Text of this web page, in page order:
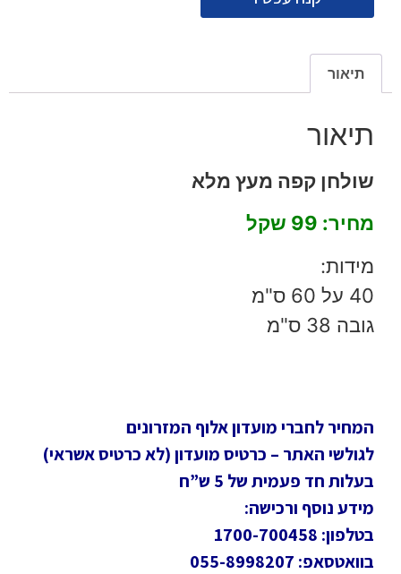
תיאור
תיאור
שולחן קפה מעץ מלא
מחיר: 99 שקל
מידות:
40 על 60 ס"מ
גובה 38 ס"מ
המחיר לחברי מועדון אלוף המזרונים
לגולשי האתר – כרטיס מועדון (לא כרטיס אשראי)
בעלות חד פעמית של 5 ש”ח
מידע נוסף ורכישה:
בטלפון: 1700-700458
בוואטסאפ: 055-8998207